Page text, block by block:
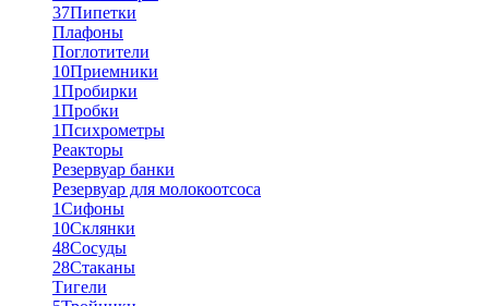
37Пипетки
Плафоны
Поглотители
10Приемники
1Пробирки
1Пробки
1Психрометры
Реакторы
Резервуар банки
Резервуар для молокоотсоса
1Сифоны
10Склянки
48Сосуды
28Стаканы
Тигели